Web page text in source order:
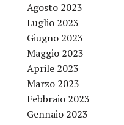
Agosto 2023
Luglio 2023
Giugno 2023
Maggio 2023
Aprile 2023
Marzo 2023
Febbraio 2023
Gennaio 2023